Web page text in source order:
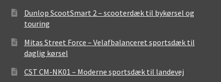
Dunlop ScootSmart 2 – scooterdæk til bykørsel og
touring
Mitas Street Force – Velafbalanceret sportsdæk til
daglig kørsel
CST CM-NK01 – Moderne sportsdæk til landevej